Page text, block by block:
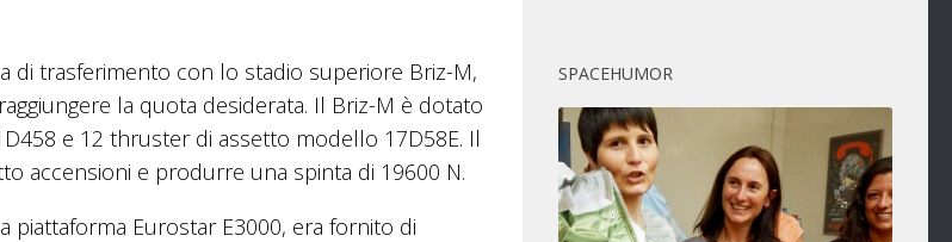
di trasferimento con lo stadio superiore Briz-M,
la quota desiderata. Il Briz-M è dotato
e 12 thruster di assetto modello 17D58E. Il
accensioni e produrre una spinta di 19600 N.
piattaforma Eurostar E3000, era fornito di
SPACEHUMOR